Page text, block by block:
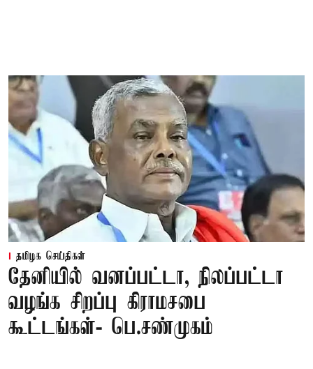
தமிழக செய்திகள்
தேனியில் வனப்பட்டா, நிலப்பட்டா
வழங்க சிறப்பு கிராமசபை
கூட்டங்கள்- பெ.சண்முகம்